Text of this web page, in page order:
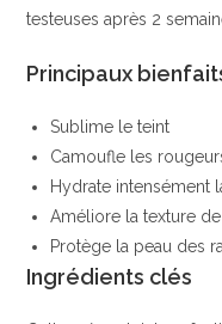
testeuses après 2
Principaux
Sublime le teint
Camoufle les
Hydrate intensément
Améliore la texture
Protège la peau des
Ingrédients clés